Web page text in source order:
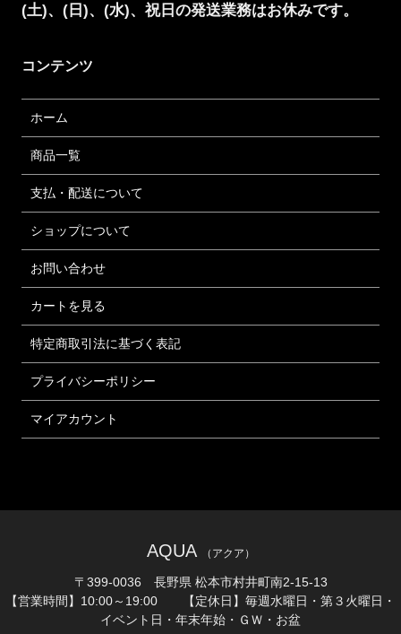
(土)、(日)、(水)、祝日の発送業務はお休みです。
コンテンツ
ホーム
商品一覧
支払・配送について
ショップについて
お問い合わせ
カートを見る
特定商取引法に基づく表記
プライバシーポリシー
マイアカウント
AQUA （アクア）
〒399-0036 長野県 松本市村井町南2-15-13
【営業時間】10:00～19:00 【定休日】毎週水曜日・第３火曜日・
イベント日・年末年始・ＧＷ・お盆